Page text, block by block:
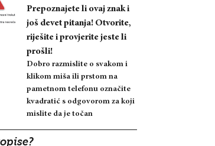
Prepoznajete li ovaj znak i
još devet pitanja! Otvorite,
riješite i provjerite jeste li
prošli!
Dobro razmislite o svakom i
klikom miša ili prstom na
pametnom telefonu označite
kvadratić s odgovorom za koji
mislite da je točan